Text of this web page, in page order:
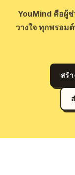
YouMind คือผู้ช่
วางใจ ทุกพรอม
สร้